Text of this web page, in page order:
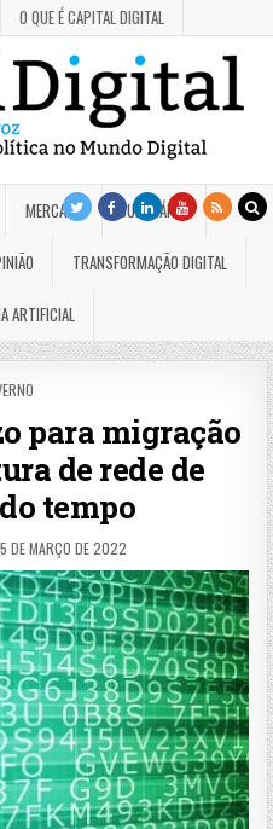
O QUE É CAPITAL DIGITAL
MERCADO JUDICIÁRIO
TRANSFORMAÇÃO DIGITAL
ARTIFICIAL
para migração
de rede de
tempo
DE MARÇO DE 2022